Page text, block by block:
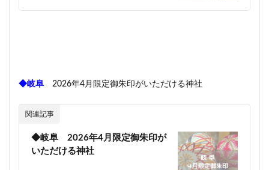
◆岐阜 2026年4月限定御朱印がいただける神社
関連記事
◆岐阜 2026年4月限定御朱印が
いただける神社